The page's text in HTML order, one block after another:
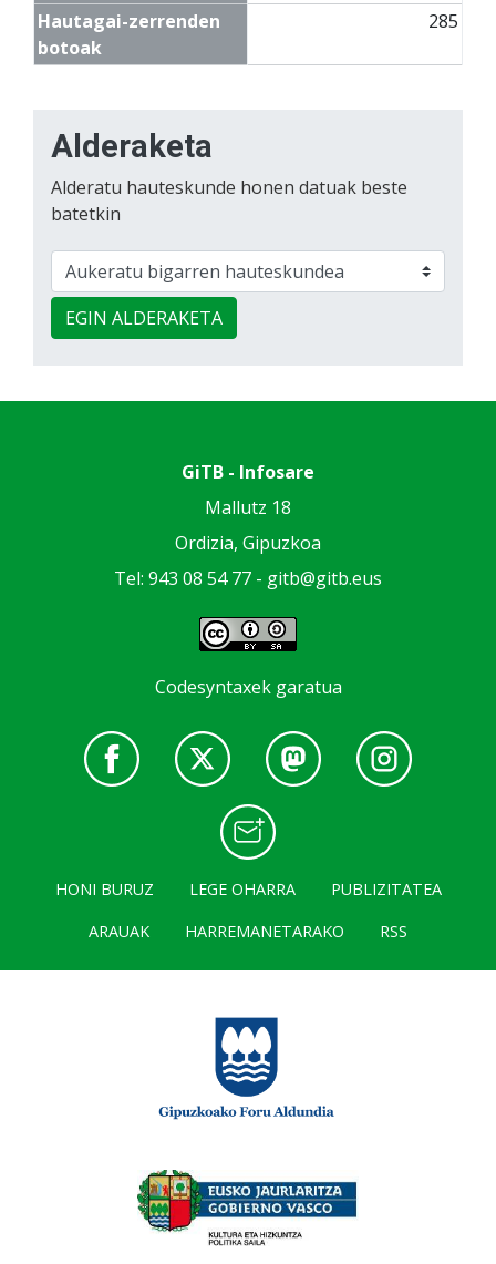
Hautagai-zerrenden
botoak
285
Alderaketa
Alderatu hauteskunde honen datuak beste
batetkin
EGIN ALDERAKETA
GiTB - Infosare
Mallutz 18
Ordizia, Gipuzkoa
Tel: 943 08 54 77 - gitb@gitb.eus
Codesyntaxek garatua
HONI BURUZ LEGE OHARRA
PUBLIZITATEA
ARAUAK
HARREMANETARAKO RSS